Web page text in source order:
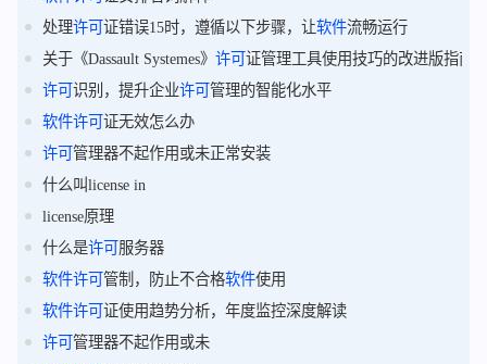
处理许可 证错误15时，遵循以下步骤，让软件流畅运行
关于《Dassault Systemes》 许可 证管理工具使用技巧的改进版指南
许可 识别，提升企业许可 管理的智能化水平
软件许可 证无效怎么办
许可 管理器不起作用或未正常安装
什么叫license in
license原理
什么是许可 服务器
软件许可 管制，防止不合格软件使用
软件许可 证使用趋势分析，年度监控深度解读
许可 管理器不起作用或未